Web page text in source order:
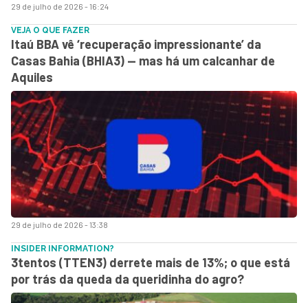
29 de julho de 2026 - 16:24
29 de julho de 2026 - 13:38
VEJA O QUE FAZER
Itaú BBA vê ‘recuperação impressionante’ da
Casas Bahia (BHIA3) — mas há um calcanhar de
Aquiles
INSIDER INFORMATION?
3tentos (TTEN3) derrete mais de 13%; o que está
por trás da queda da queridinha do agro?